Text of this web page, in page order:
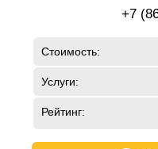
+7
Стоимость:
Услуги:
Рейтинг: